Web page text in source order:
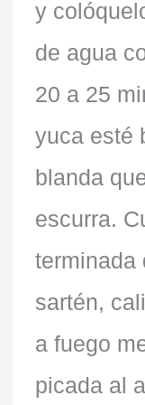
y
de agua
20 a 25
yuca esté
blanda
escurra.
terminada
sartén,
a fuego
picada al